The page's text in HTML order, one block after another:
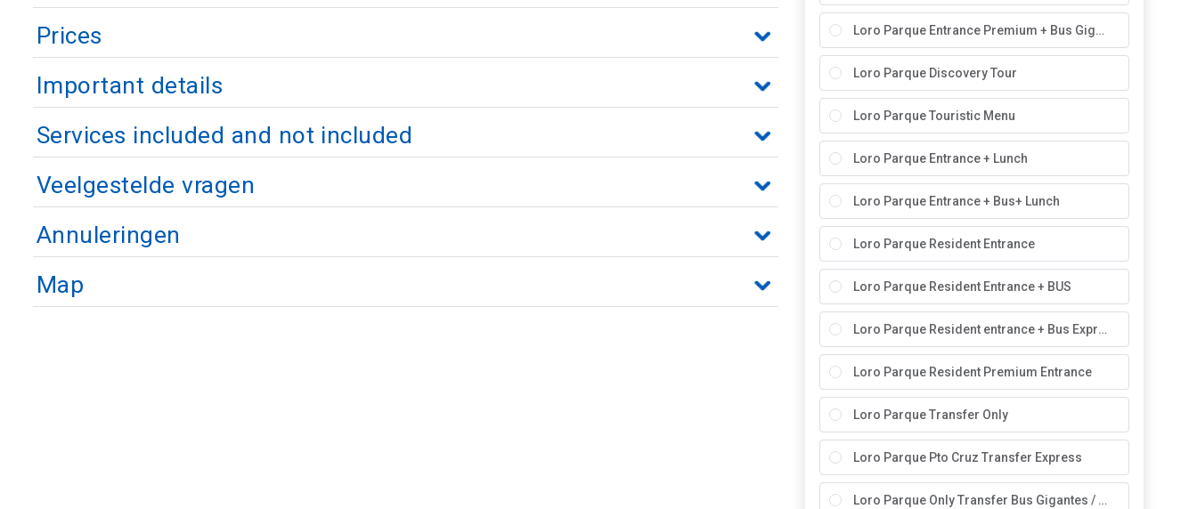
Prices
Important details
Services included and not included
Veelgestelde vragen
Annuleringen
Map
Loro Parque Entrance Premium + Bus Gigantes / Cumbre
Loro Parque Discovery Tour
Loro Parque Touristic Menu
Loro Parque Entrance + Lunch
Loro Parque Entrance + Bus+ Lunch
Loro Parque Resident Entrance
Loro Parque Resident Entrance + BUS
Loro Parque Resident entrance + Bus Express
Loro Parque Resident Premium Entrance
Loro Parque Transfer Only
Loro Parque Pto Cruz Transfer Express
Loro Parque Only Transfer Bus Gigantes / Cumbre